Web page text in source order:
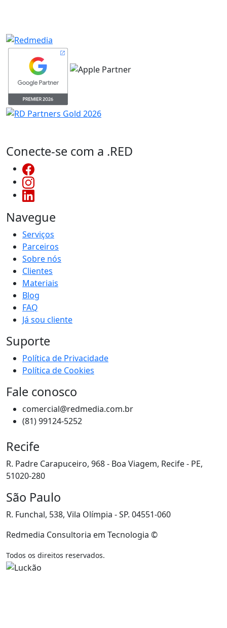
Conecte-se com a .RED
Navegue
Serviços
Parceiros
Sobre nós
Clientes
Materiais
Blog
FAQ
Já sou cliente
Suporte
Política de Privacidade
Política de Cookies
Fale conosco
comercial@redmedia.com.br
(81) 99124-5252
Recife
R. Padre Carapuceiro, 968 - Boa Viagem, Recife - PE,
51020-280
São Paulo
R. Funchal, 538, Vila Olímpia - SP. 04551-060
Redmedia Consultoria em Tecnologia ©
Todos os direitos reservados.